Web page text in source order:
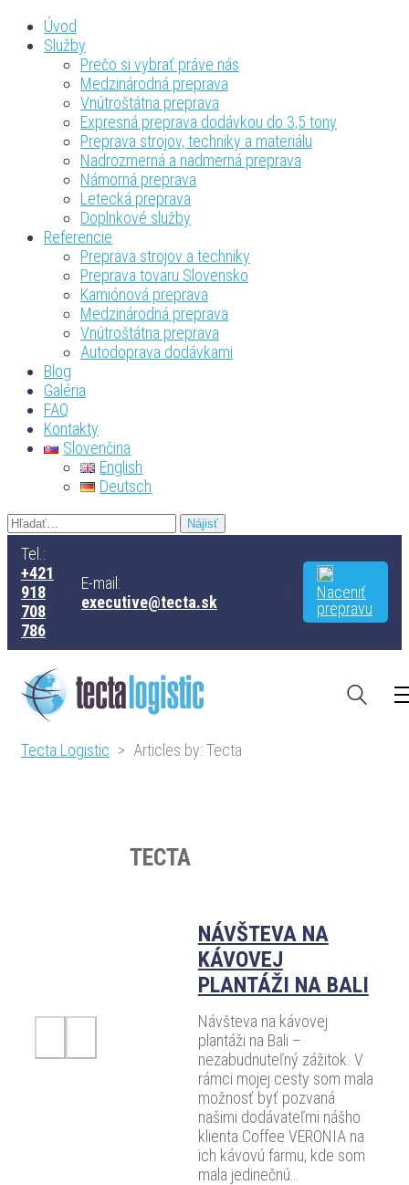
Úvod
Služby
Prečo si vybrať práve nás
Medzinárodná preprava
Vnútroštátna preprava
Expresná preprava dodávkou do 3,5 tony
Preprava strojov, techniky a materiálu
Nadrozmerná a nadmerná preprava
Námorná preprava
Letecká preprava
Doplnkové služby
Referencie
Preprava strojov a techniky
Preprava tovaru Slovensko
Kamiónová preprava
Medzinárodná preprava
Vnútroštátna preprava
Autodoprava dodávkami
Blog
Galéria
FAQ
Kontakty
Slovenčina
English
Deutsch
Tel.:
+421
918
708
786
E-mail:
executive@tecta.sk
Naceniť
prepravu
Tecta Logistic > Articles by: Tecta
TECTA
NÁVŠTEVA NA
KÁVOVEJ
PLANTÁŽI NA BALI
Návšteva na kávovej
plantáži na Bali –
nezabudnuteľný zážitok. V
rámci mojej cesty som mala
možnosť byť pozvaná
našimi dodávateľmi nášho
klienta Coffee VERONIA na
ich kávovú farmu, kde som
mala jedinečnú…